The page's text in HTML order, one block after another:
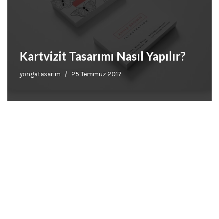
Kartvizit Tasarımı Nasıl Yapılır?
yongatasarim 25 Temmuz 2017